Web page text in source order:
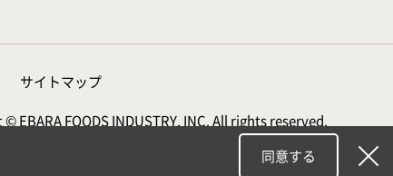
サイトマップ
EBARA FOODS INDUSTRY, INC. All rights reserved.
同意する